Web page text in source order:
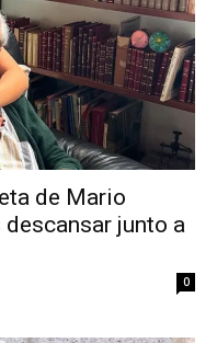
de Mario
descansar junto a
0